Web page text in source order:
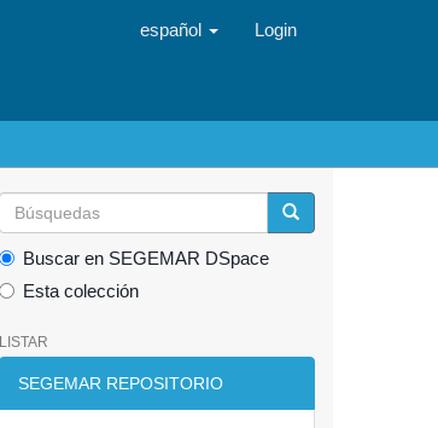
español Login
Buscar en SEGEMAR DSpace
Esta colección
LISTAR
SEGEMAR REPOSITORIO